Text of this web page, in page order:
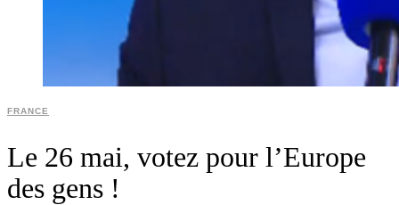
FRANCE
Le 26 mai, votez pour l’Europe
des gens !